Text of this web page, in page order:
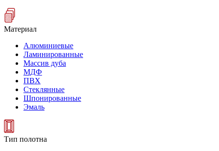
Материал
Алюминиевые
Ламинированные
Массив дуба
МДФ
ПВХ
Стеклянные
Шпонированные
Эмаль
Тип полотна